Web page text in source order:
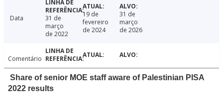
Data
31 de
março
de 2022
19 de
fevereiro
de 2024
31 de
março
de 2026
Comentário
Share of senior MOE staff aware of Palestinian PISA
2022 results